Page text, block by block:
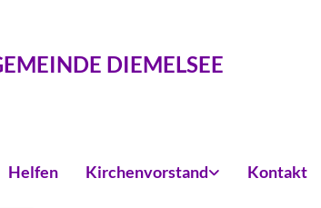
DIEMELSEE
Helfen Kirchenvorstand Kontakt